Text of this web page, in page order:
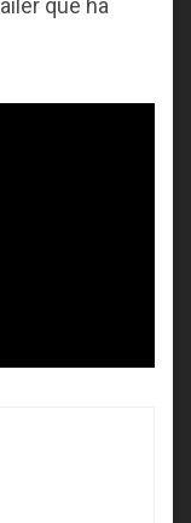
que ha